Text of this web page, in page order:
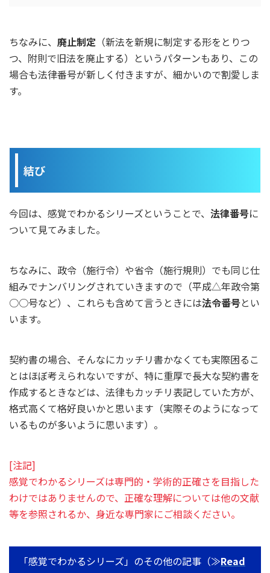
ちなみに、 廃止制定 （新法を新規に制定する形をとりつ
つ、附則で旧法を廃止する）というパターンもあり、この
場合も法律番号が新しく付きますが、細かいので割愛しま
す。
結び
今回は、感覚でわかるシリーズということで、 法律番号に
ついて見てみました。
ちなみに、政令（施行令）や省令（施行規則）でも同じ仕
組みでナンバリングされていきますので（平成△年政令第
○○号など）、これらも含めて言うときには法令番号とい
います。
契約書の場合、そんなにカッチリ書かなくても実際困るこ
とはほぼ考えられないですが、特に重厚で長大な契約書を
作成するときなどは、法律もカッチリ表記していた方が、
格式高くて格好良いかと思います（実際そのようになって
いるものが多いように思います）。
[注記]
感覚でわかるシリーズは専門的・学術的正確さを目指した
わけではありませんので、正確な理解については他の文献
等を参照されるか、身近な専門家にご相談ください。
「感覚でわかるシリーズ」のその他の記事（≫Read